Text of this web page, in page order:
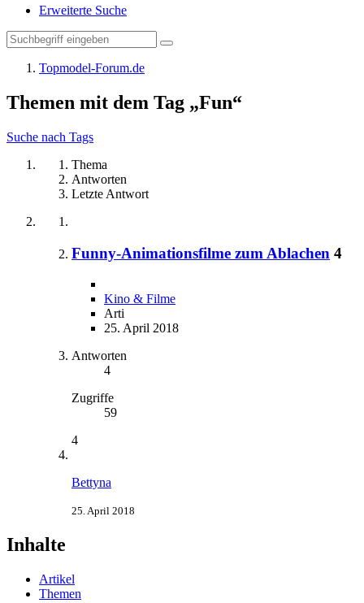
Erweiterte Suche
Topmodel-Forum.de
Themen mit dem Tag „Fun“
Suche nach Tags
Thema
Antworten
Letzte Antwort
Funny-Animationsfilme zum Ablachen 4
Kino & Filme
Arti
25. April 2018
Antworten
4
Zugriffe
59
4
Bettyna
25. April 2018
Inhalte
Artikel
Themen